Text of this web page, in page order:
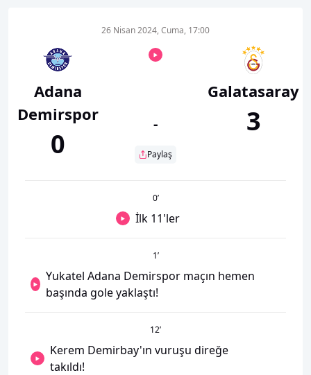
Adana
Demirspor
0
26 Nisan 2024, Cuma, 17:00
-
Paylaş
Galatasaray
3
0’
İlk 11'ler
1’
Yukatel Adana Demirspor maçın hemen
başında gole yaklaştı!
12’
Kerem Demirbay'ın vuruşu direğe
takıldı!